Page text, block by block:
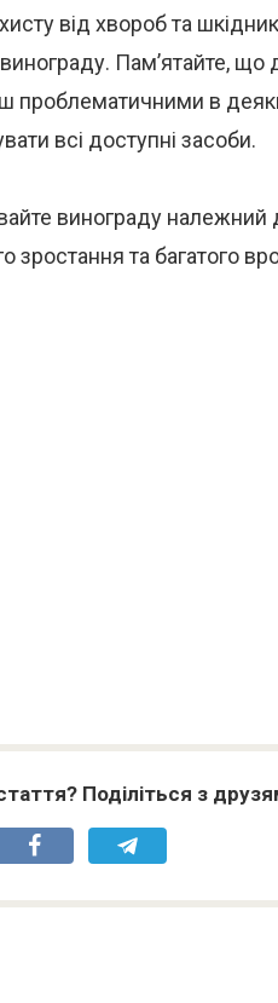
від хвороб та
Пам’ятайте, що
проблематичними в
всі доступні засоби.
винограду
зростання та багатого
Поділіться з